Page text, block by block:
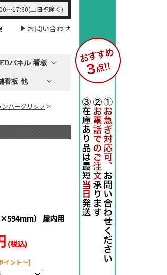
～17:30(土日祝除く)
お問い合わせ
パネル 看板
看板 他
ンパーグリップ >
） 屋内用
(税込)
イント～]